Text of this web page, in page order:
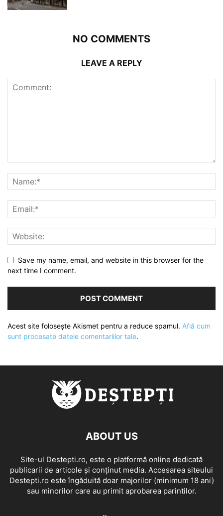
NO COMMENTS
LEAVE A REPLY
Save my name, email, and website in this browser for the
next time I comment.
Acest site folosește Akismet pentru a reduce spamul. Află cum
sunt procesate datele comentariilor tale.
ABOUT US
Site-ul Destepti.ro, este o platformă online dedicată
publicarii de articole și conținut media. Accesarea siteului
Destepti.ro este îngăduită doar majorilor (minimum 18 ani)
sau minorilor care au primit aprobarea parintilor.